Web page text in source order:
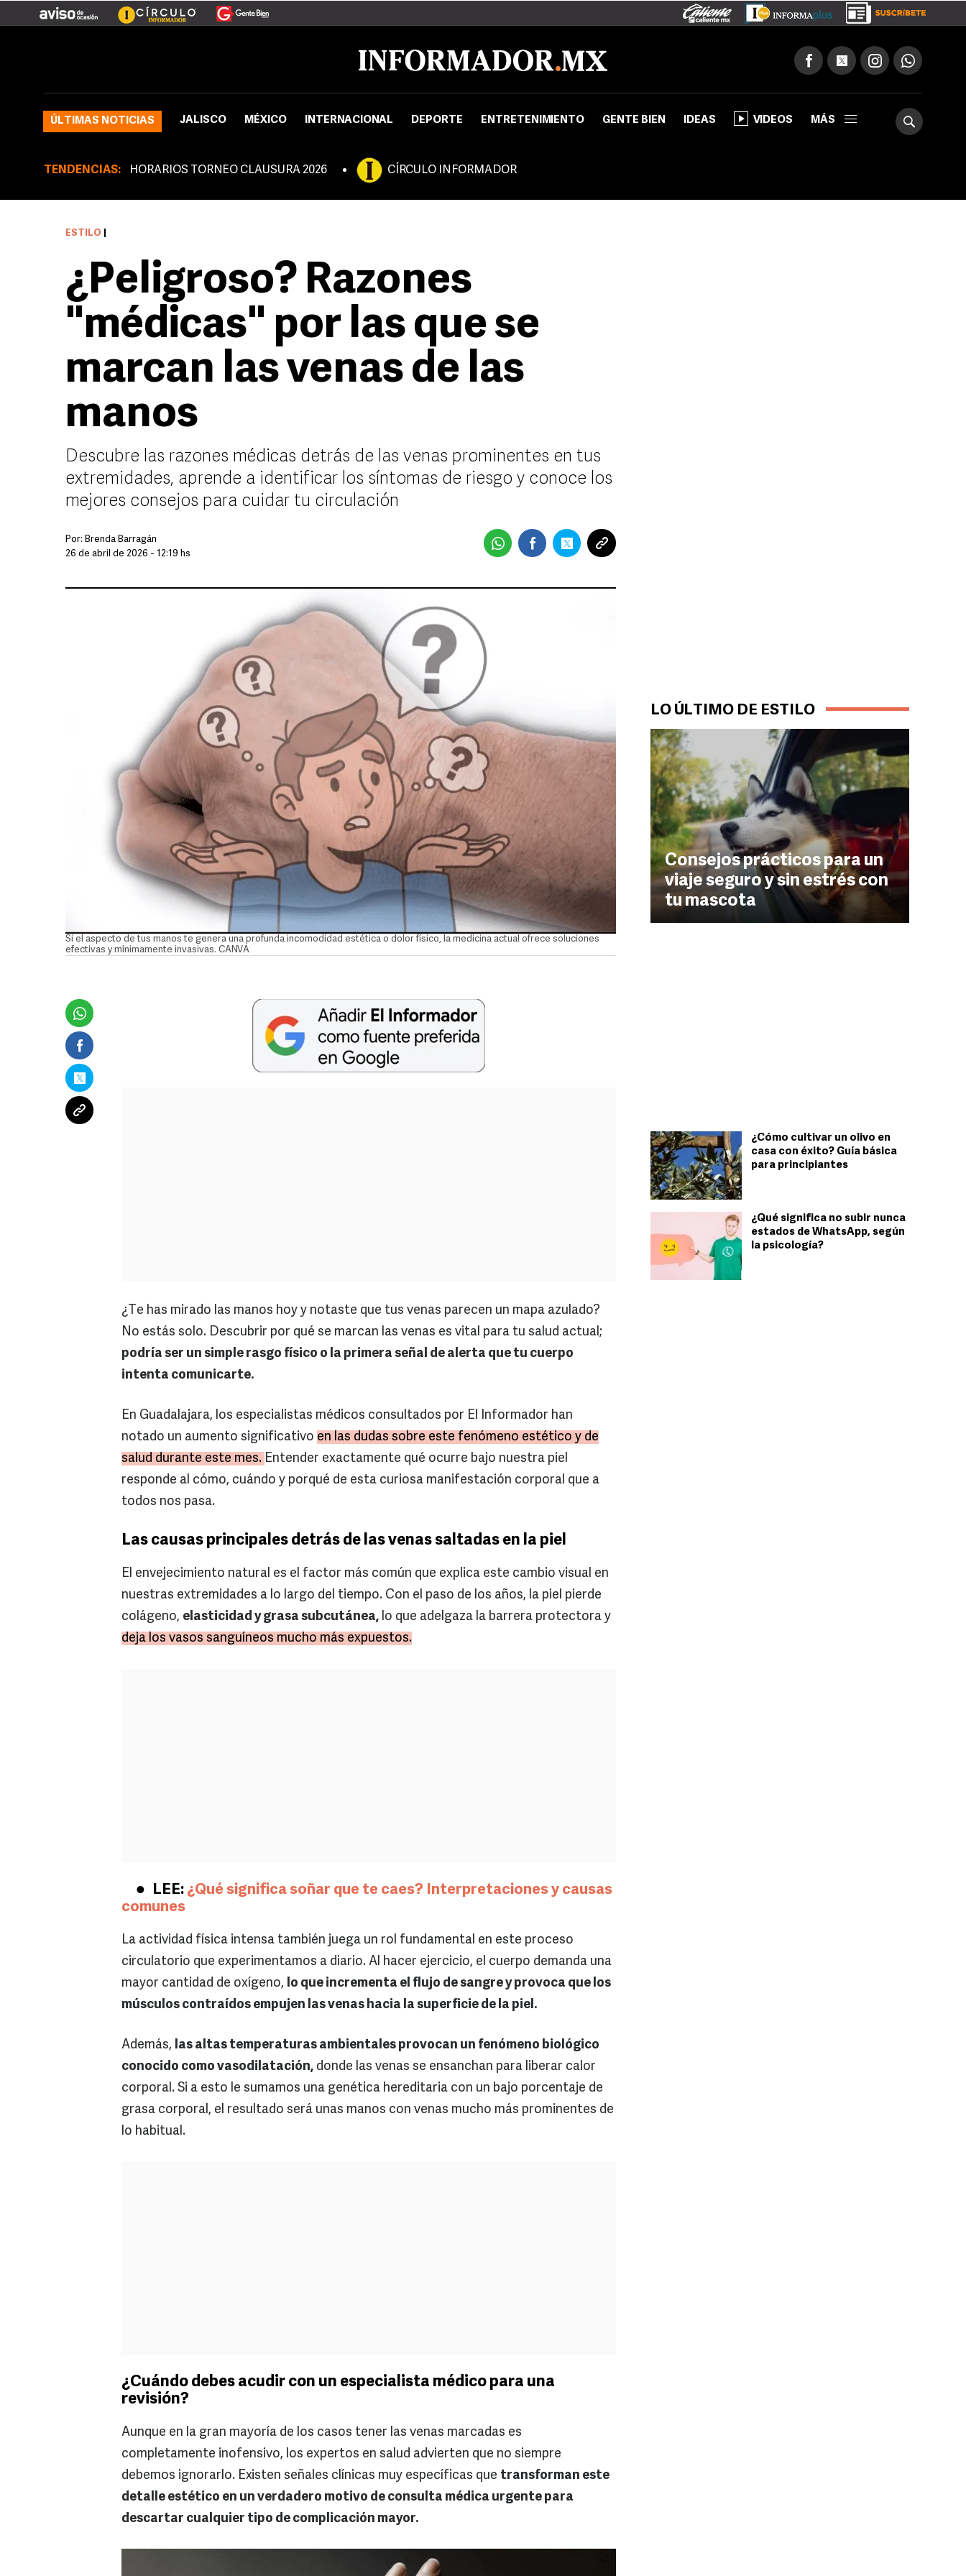
ÚLTIMAS NOTICIAS JALISCO MÉXICO INTERNACIONAL DEPORTE ENTRETENIMIENTO GENTE BIEN IDEAS VIDEOS MÁS
TENDENCIAS: HORARIOS TORNEO CLAUSURA 2026 CÍRCULO INFORMADOR
LO ÚLTIMO DE ESTILO
Consejos prácticos para un
viaje seguro y sin estrés con
tu mascota
¿Cómo cultivar un olivo en
casa con éxito? Guía básica
para principiantes
¿Qué significa no subir nunca
estados de WhatsApp, según
la psicología?
ESTILO
¿Peligroso? Razones
"médicas" por las que se
marcan las venas de las
manos
Descubre las razones médicas detrás de las venas prominentes en tus
extremidades, aprende a identificar los síntomas de riesgo y conoce los
mejores consejos para cuidar tu circulación
Por: Brenda Barragán
26 de abril de 2026 - 12:19 hs
Si el aspecto de tus manos te genera una profunda incomodidad estética o dolor físico, la medicina actual ofrece soluciones
efectivas y mínimamente invasivas. CANVA
¿Te has mirado las manos hoy y notaste que tus venas parecen un mapa azulado?
No estás solo. Descubrir por qué se marcan las venas es vital para tu salud actual;
podría ser un simple rasgo físico o la primera señal de alerta que tu cuerpo
intenta comunicarte.
En Guadalajara, los especialistas médicos consultados por El Informador han
notado un aumento significativo en las dudas sobre este fenómeno estético y de
salud durante este mes. Entender exactamente qué ocurre bajo nuestra piel
responde al cómo, cuándo y porqué de esta curiosa manifestación corporal que a
todos nos pasa.
Las causas principales detrás de las venas saltadas en la piel
El envejecimiento natural es el factor más común que explica este cambio visual en
nuestras extremidades a lo largo del tiempo. Con el paso de los años, la piel pierde
colágeno, elasticidad y grasa subcutánea, lo que adelgaza la barrera protectora y
deja los vasos sanguíneos mucho más expuestos.
LEE: ¿Qué significa soñar que te caes? Interpretaciones y causas
comunes
La actividad física intensa también juega un rol fundamental en este proceso
circulatorio que experimentamos a diario. Al hacer ejercicio, el cuerpo demanda una
mayor cantidad de oxígeno, lo que incrementa el flujo de sangre y provoca que los
músculos contraídos empujen las venas hacia la superficie de la piel.
Además, las altas temperaturas ambientales provocan un fenómeno biológico
conocido como vasodilatación, donde las venas se ensanchan para liberar calor
corporal. Si a esto le sumamos una genética hereditaria con un bajo porcentaje de
grasa corporal, el resultado será unas manos con venas mucho más prominentes de
lo habitual.
¿Cuándo debes acudir con un especialista médico para una
revisión?
Aunque en la gran mayoría de los casos tener las venas marcadas es
completamente inofensivo, los expertos en salud advierten que no siempre
debemos ignorarlo. Existen señales clínicas muy específicas que transforman este
detalle estético en un verdadero motivo de consulta médica urgente para
descartar cualquier tipo de complicación mayor.